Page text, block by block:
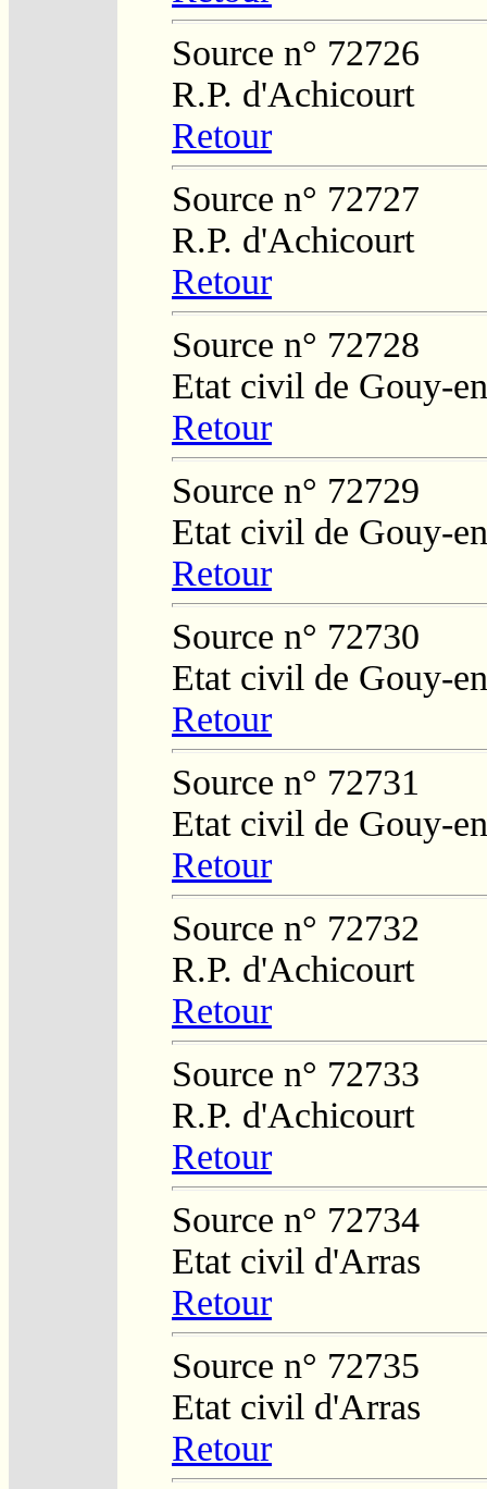
Source n° 72726
R.P. d'Achicourt
Retour
Source n° 72727
R.P. d'Achicourt
Retour
Source n° 72728
Etat civil de Gouy-
Retour
Source n° 72729
Etat civil de Gouy-
Retour
Source n° 72730
Etat civil de Gouy-
Retour
Source n° 72731
Etat civil de Gouy-
Retour
Source n° 72732
R.P. d'Achicourt
Retour
Source n° 72733
R.P. d'Achicourt
Retour
Source n° 72734
Etat civil d'Arras
Retour
Source n° 72735
Etat civil d'Arras
Retour